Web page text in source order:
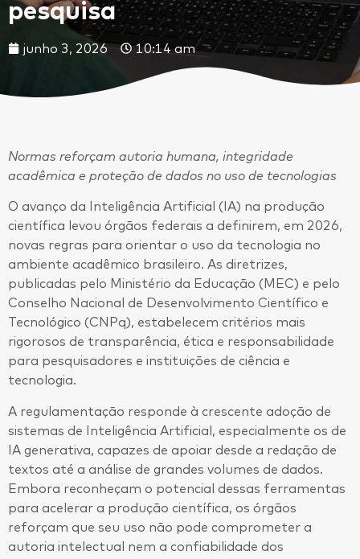
pesquisa
junho 3, 2026 10:14 am
Normas reforçam autoria humana, integridade
acadêmica e proteção de dados no uso de tecnologias
O avanço da Inteligência Artificial (IA) na produção
científica levou órgãos federais a definirem, em 2026,
novas regras para orientar o uso da tecnologia no
ambiente acadêmico brasileiro. As diretrizes,
publicadas pelo Ministério da Educação (MEC) e pelo
Conselho Nacional de Desenvolvimento Científico e
Tecnológico (CNPq), estabelecem critérios mais
rigorosos de transparência, ética e responsabilidade
para pesquisadores e instituições de ciência e
tecnologia.
A regulamentação responde à crescente adoção de
sistemas de Inteligência Artificial, especialmente os de
IA generativa, capazes de apoiar desde a redação de
textos até a análise de grandes volumes de dados.
Embora reconheçam o potencial dessas ferramentas
para acelerar a produção científica, os órgãos
reforçam que seu uso não pode comprometer a
autoria intelectual nem a confiabilidade dos